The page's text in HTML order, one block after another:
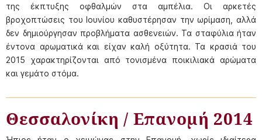
της έκπτυξης οφθαλμών στα αμπέλια. Οι αρκετές
βροχοπτώσεις του Ιουνίου καθυστέρησαν την ωρίμαση, αλλά
δεν δημιούργησαν προβλήματα ασθενειών. Τα σταφύλια ήταν
έντονα αρωματικά και είχαν καλή οξύτητα. Τα κρασιά του
2015 χαρακτηρίζονται από τονισμένα ποικιλιακά αρώματα
και γεμάτο στόμα.
Θεσσαλονίκη / Επανομή 2014